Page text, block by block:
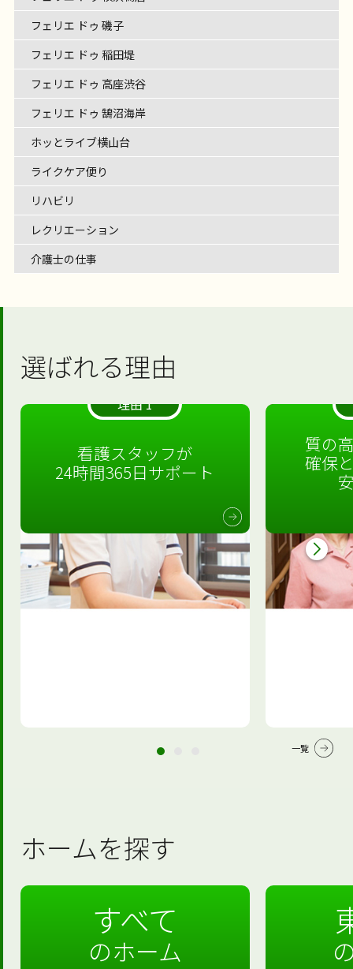
フェリエ ドゥ 磯子
フェリエ ドゥ 稲田堤
フェリエ ドゥ 高座渋谷
フェリエ ドゥ 鵠沼海岸
ホッとライブ横山台
ライクケア便り
リハビリ
レクリエーション
介護士の仕事
選ばれる理由
理由 1
看護スタッフが
24時間365日サポート
質の
確保
一覧
ホームを探す
すべて
のホーム